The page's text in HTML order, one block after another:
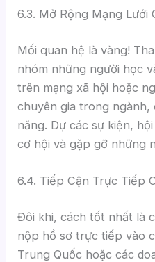
6.3. Mở Rộng Mạng Lưới
Mối quan hệ là vàng!
nhóm những người học
trên mạng xã hội hoặc
chuyên gia trong ngành,
năng. Dự các sự kiện,
cơ hội và gặp gỡ những
6.4. Tiếp Cận Trực Tiếp
Đôi khi, cách tốt nhất là
nộp hồ sơ trực tiếp vào
Trung Quốc hoặc các